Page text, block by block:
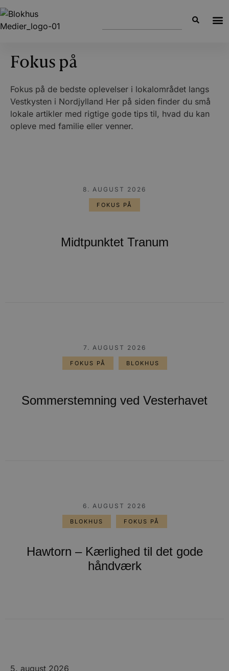
Fokus på
Fokus på de bedste oplevelser i lokalområdet langs
Vestkysten i Nordjylland Her på siden finder du små
lokale artikler med rigtige gode tips til, hvad du kan
opleve med familie eller venner.
FOKUS PÅ
Midtpunktet Tranum
8. AUGUST 2026
FOKUS PÅ BLOKHUS
Sommerstemning ved Vesterhavet
7. AUGUST 2026
BLOKHUS FOKUS PÅ
Hawtorn – Kærlighed til det gode
håndværk
6. AUGUST 2026
5. august 2026